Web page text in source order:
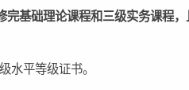
完基础理论课程和三级实务课程
水平等级证书。